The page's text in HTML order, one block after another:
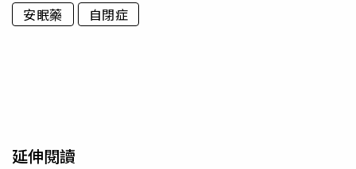
安眠藥 自閉症
延伸閱讀